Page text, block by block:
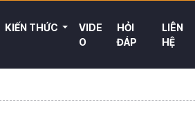
KIẾN THỨC
VIDE
O
HỎI
ĐÁP
LIÊN
HỆ